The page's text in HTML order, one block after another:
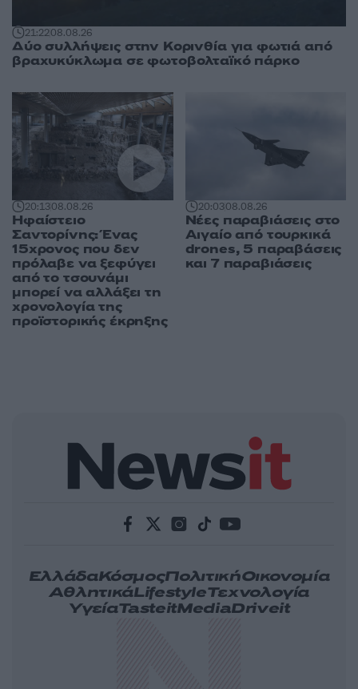
21:2208.08.26
Δύο συλλήψεις στην Κορινθία για φωτιά από
βραχυκύκλωμα σε φωτοβολταϊκό πάρκο
20:1308.08.26
Ηφαίστειο
Σαντορίνης: Ένας
15χρονος που δεν
πρόλαβε να ξεφύγει
από το τσουνάμι
μπορεί να αλλάξει τη
χρονολογία της
προϊστορικής έκρηξης
20:0308.08.26
Νέες παραβιάσεις στο
Αιγαίο από τουρκικά
drones, 5 παραβάσεις
και 7 παραβιάσεις
ΕλλάδαΚόσμοςΠολιτικήΟικονομία
ΑθλητικάLifestyleΤεχνολογία
ΥγείαTasteitMediaDriveit